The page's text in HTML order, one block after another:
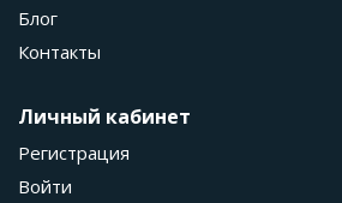
Блог
Контакты
Личный кабинет
Регистрация
Войти